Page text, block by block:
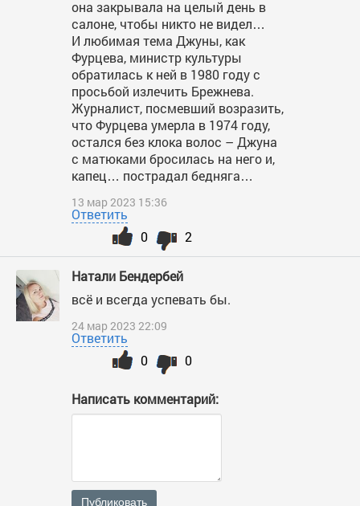
она закрывала на целый день в
салоне, чтобы никто не видел…
И любимая тема Джуны, как
Фурцева, министр культуры
обратилась к ней в 1980 году с
просьбой излечить Брежнева.
Журналист, посмевший возразить,
что Фурцева умерла в 1974 году,
остался без клока волос – Джуна
с матюками бросилась на него и,
капец… пострадал бедняга…
13 мар 2023 15:36
Ответить
2
0
Натали Бендербей
всё и всегда успевать бы.
24 мар 2023 22:09
Ответить
0
0
Написать комментарий:
Публиковать